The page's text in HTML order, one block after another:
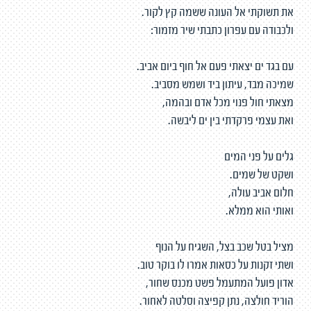
את תשוקתי אל העונה ששמה קץ לקור.
ולכבודה עם עפרון כתבתי שיר מזמור:
עם בגד ים יצאתי פעם אל חוף ביום אביב.
שמיכה מבד, עיתון ביד ושמש מסביב.
מצאתי חול פנוי מכל אדם ובהמה,
ואת עצמי פרקדתי בין ים ליבשה.
גלים על פני המים
ושקט של שמים.
חלום אביב עולה,
ואותי הוא ממלא.
מציל בטל שכב בצל, השגיח על הנוף
ושתי זקנות על כסאות אמרו לו בוקר טוב.
אדון פועל המתעמל פשט מכנס שחור,
הוריד חולצה, נתן קפיצה וסלטה לאחור.